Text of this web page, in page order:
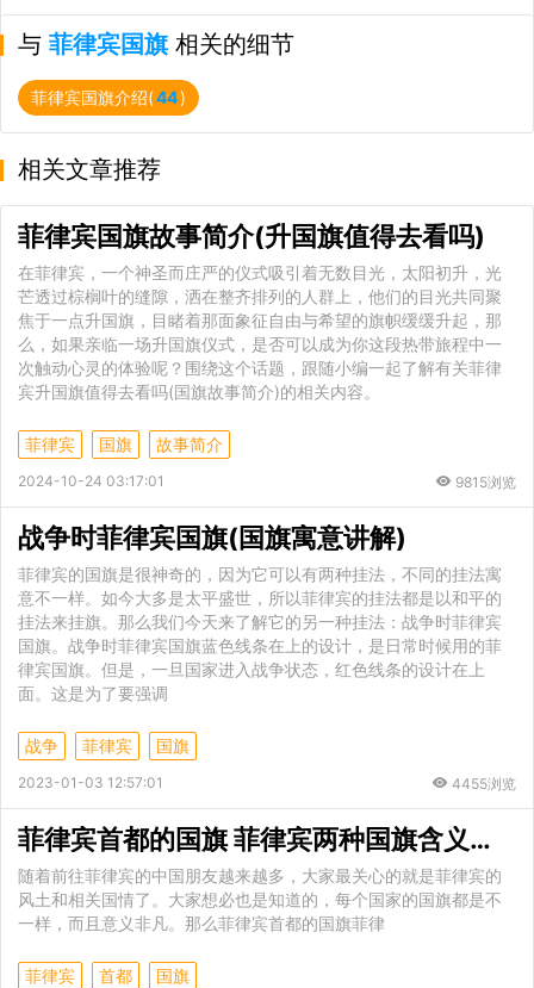
与 菲律宾国旗相关的细节
菲律宾国旗介绍(44)
相关文章推荐
菲律宾国旗故事简介(升国旗值得去看吗)
在菲律宾，一个神圣而庄严的仪式吸引着无数目光，太阳初升，光
芒透过棕榈叶的缝隙，洒在整齐排列的人群上，他们的目光共同聚
焦于一点升国旗，目睹着那面象征自由与希望的旗帜缓缓升起，那
么，如果亲临一场升国旗仪式，是否可以成为你这段热带旅程中一
次触动心灵的体验呢？围绕这个话题，跟随小编一起了解有关菲律
宾升国旗值得去看吗(国旗故事简介)的相关内容。
菲律宾 国旗 故事简介
2024-10-24 03:17:01 9815浏览
战争时菲律宾国旗(国旗寓意讲解)
菲律宾的国旗是很神奇的，因为它可以有两种挂法，不同的挂法寓
意不一样。如今大多是太平盛世，所以菲律宾的挂法都是以和平的
挂法来挂旗。那么我们今天来了解它的另一种挂法：战争时菲律宾
国旗。战争时菲律宾国旗蓝色线条在上的设计，是日常时候用的菲
律宾国旗。但是，一旦国家进入战争状态，红色线条的设计在上
面。这是为了要强调
战争 菲律宾 国旗
2023-01-03 12:57:01 4455浏览
菲律宾首都的国旗 菲律宾两种国旗含义是什么
随着前往菲律宾的中国朋友越来越多，大家最关心的就是菲律宾的
风土和相关国情了。大家想必也是知道的，每个国家的国旗都是不
一样，而且意义非凡。那么菲律宾首都的国旗菲律
菲律宾 首都 国旗